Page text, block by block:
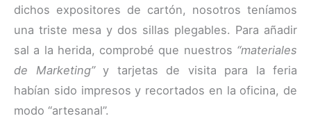
dichos expositores de cartón, nosotros teníamos
una triste mesa y dos sillas plegables. Para añadir
sal a la herida, comprobé que nuestros “materiales
de Marketing”y tarjetas de visita para la feria
habían sido impresos y recortados en la oficina, de
modo “artesanal”.